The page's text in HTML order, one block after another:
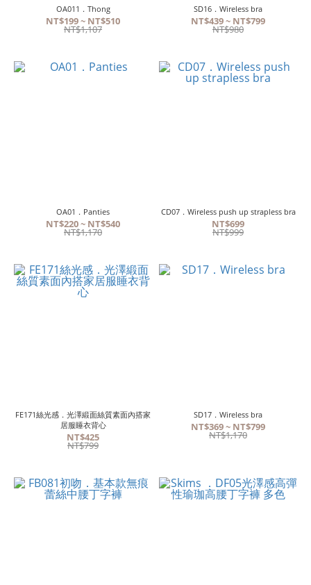
OA011．Thong
NT$199 ~ NT$510
NT$1,107
SD16．Wireless bra
NT$439 ~ NT$799
NT$980
OA01．Panties
NT$220 ~ NT$540
NT$1,170
CD07．Wireless push up strapless bra
NT$699
NT$999
FE171絲光感．光澤緞面絲質素面內搭家
居服睡衣背心
NT$425
NT$799
SD17．Wireless bra
NT$369 ~ NT$799
NT$1,170